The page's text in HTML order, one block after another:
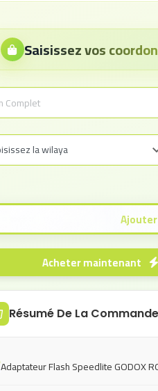
Saisissez vos
Résumé De La Commande
Adaptateur Flash Speedlite GODOX